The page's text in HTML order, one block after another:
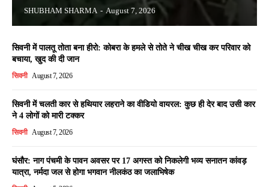
SHUBHAM SHARMA - August 7, 2026
सिवनी में पालतू तोता बना हीरो: कोबरा के हमले से तोते ने चीख चीख कर परिवार को
बचाया, खुद की दी जान
सिवनी August 7, 2026
सिवनी में चलती कार से हथियार लहराने का वीडियो वायरल: कुछ ही देर बाद उसी कार
ने 4 लोगों को मारी टक्कर
सिवनी August 7, 2026
घंसौर: नाग पंचमी के पावन अवसर पर 17 अगस्त को निकलेगी भव्य सनातन कांवड़
यात्रा, नर्मदा जल से होगा भगवान नीलकंठ का जलाभिषेक